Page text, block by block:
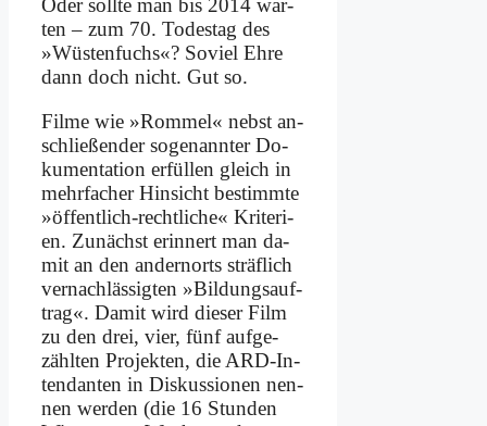
Oder soll­te man bis 2014 war­
ten – zum 70. To­des­tag des
»Wü­sten­fuchs«? So­viel Eh­re
dann doch nicht. Gut so.
Fil­me wie »Rom­mel« nebst an­
schlie­ßen­der so­ge­nann­ter Do­
ku­men­ta­ti­on er­fül­len gleich in
mehr­fa­cher Hin­sicht be­stimm­te
»öf­fent­lich-recht­li­che« Kri­te­ri­
en. Zu­nächst er­in­nert man da­
mit an den an­dern­orts sträf­lich
ver­nach­läs­sig­ten »Bil­dungs­auf­
trag«. Da­mit wird die­ser Film
zu den drei, vier, fünf auf­ge­
zähl­ten Pro­jek­ten, die ARD-In­
ten­dan­ten in Dis­kus­sio­nen nen­
nen wer­den (die 16 Stun­den